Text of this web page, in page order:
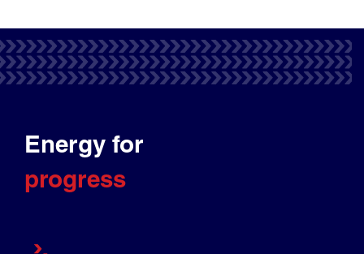
Energy for
progress